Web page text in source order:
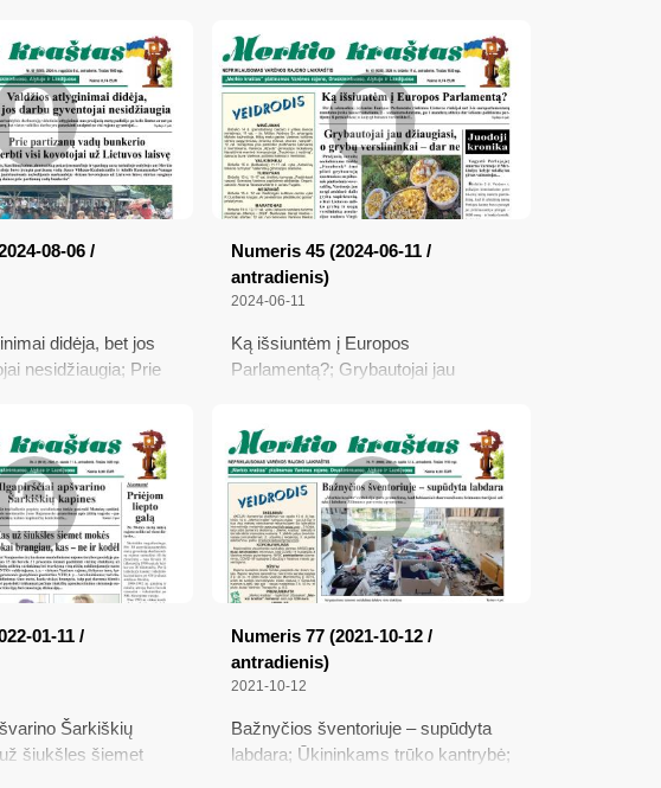
atminimo
vadovę Ramoną
šventės varžybų
beveik 300 kg
grybų
nusipelnė daugiau (pagal
socialdemokratus); Ką turi žinoti
žemdirbiai, nukentėję nuo šalnų;
Auditų išvados apie Alytaus r.
vadovų ir pavaldžių įstaigų veiklą;
Lietuva padavė Baltarusiją į
Tarptautinį Teisingumo Teismą
08-06 /
didėja, bet jos
nesidžiaugia; Prie
cirkus, švietimo
ašaras; ESO
Dzūkijos
dar vieną priežastį
Numeris 45 (2024-06-11 /
antradienis)
2024-06-11
Ką išsiuntėm į Europos
Parlamentą?; Grybautojai jau
tragediją“; Iš mokyklos suolo –
tiesiai į batalionų kuopas
01-11 /
Šarkiškių
šiukšles šiemet
Numeris 77 (2021-10-12 /
antradienis)
2021-10-12
Bažnyčios šventoriuje – supūdyta
labdara; Ūkininkams trūko kantrybė;